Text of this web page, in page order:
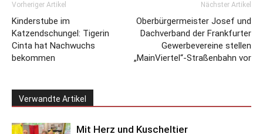
Vorheriger Artikel
Kinderstube im
Katzendschungel: Tigerin
Cinta hat Nachwuchs
bekommen
Nächster Artikel
Oberbürgermeister Josef und
Dachverband der Frankfurter
Gewerbevereine stellen
„MainViertel“-Straßenbahn vor
Verwandte Artikel
Mit Herz und Kuscheltier